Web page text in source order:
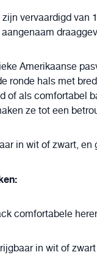
vervaardigd van
Amerikaanse
ronde hals met
of als comfortabel
ze tot een
inwitofzwart, en
comfortabele
inwitofzwart